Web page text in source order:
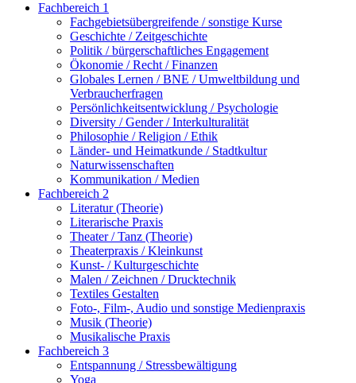
Fachbereich 1
Fachgebietsübergreifende / sonstige Kurse
Geschichte / Zeitgeschichte
Politik / bürgerschaftliches Engagement
Ökonomie / Recht / Finanzen
Globales Lernen / BNE / Umweltbildung und
Verbraucherfragen
Persönlichkeitsentwicklung / Psychologie
Diversity / Gender / Interkulturalität
Philosophie / Religion / Ethik
Länder- und Heimatkunde / Stadtkultur
Naturwissenschaften
Kommunikation / Medien
Fachbereich 2
Literatur (Theorie)
Literarische Praxis
Theater / Tanz (Theorie)
Theaterpraxis / Kleinkunst
Kunst- / Kulturgeschichte
Malen / Zeichnen / Drucktechnik
Textiles Gestalten
Foto-, Film-, Audio und sonstige Medienpraxis
Musik (Theorie)
Musikalische Praxis
Fachbereich 3
Entspannung / Stressbewältigung
Yoga